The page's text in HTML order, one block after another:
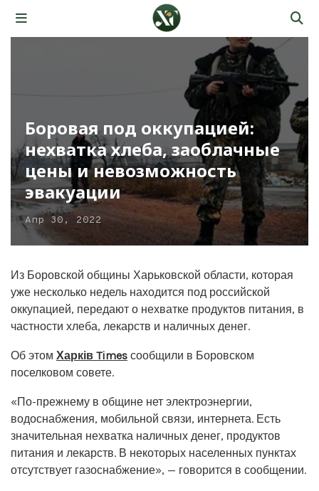
Боровая под оккупацией:
нехватка хлеба, заоблачные
цены и невозможность
эвакуации
Апр 30, 2022
Из Боровской общины Харьковской области, которая
уже несколько недель находится под российской
оккупацией, передают о нехватке продуктов питания, в
частности хлеба, лекарств и наличных денег.
Об этом Харків Times сообщили в Боровском
поселковом совете.
«По-прежнему в общине нет электроэнергии,
водоснабжения, мобильной связи, интернета. Есть
значительная нехватка наличных денег, продуктов
питания и лекарств. В некоторых населенных пунктах
отсутствует газоснабжение», — говорится в сообщении.